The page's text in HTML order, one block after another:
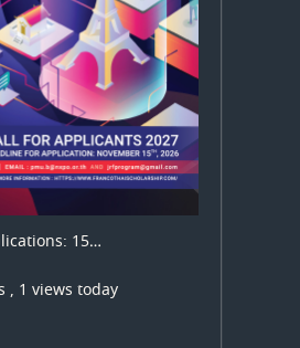
15…
, 1 views today